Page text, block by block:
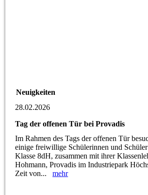
Neuigkeiten
28.02.2026
Tag der offenen Tür bei Provadis
Im Rahmen des Tags der offenen Tür
einige freiwillige Schülerinnen und Schüler
Klasse 8dH, zusammen mit ihrer
Hohmann, Provadis im Industriepark
Zeit von...mehr